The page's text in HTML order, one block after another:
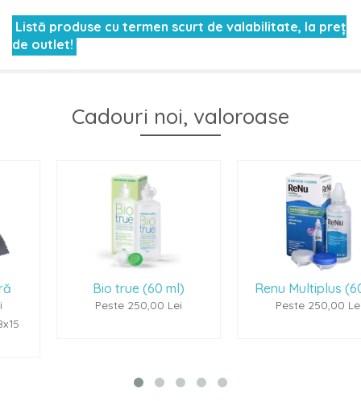
Listă produse cu termen scurt de valabilitate, la preț
de outlet!
Cadouri noi, valoroase
Bio true (60 ml)
Peste 250,00 Lei
Renu Multiplus (60ml)
Peste 250,00 Lei